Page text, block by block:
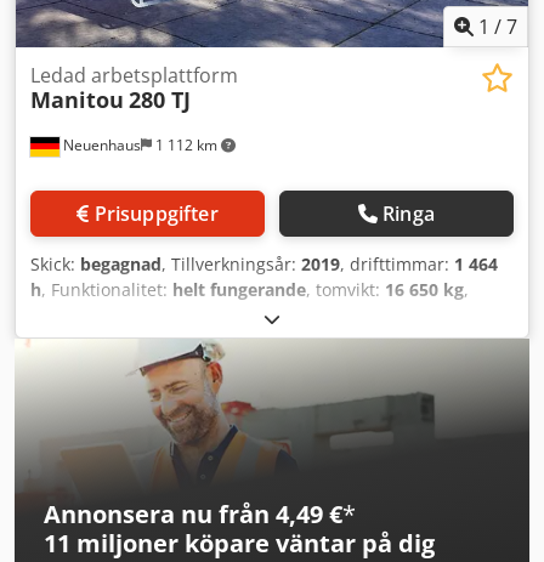
1 /7
Neuenhaus 1 112 km
Ledad arbetsplattform
Manitou 280 TJ
Prisuppgifter Ringa
Skick: begagnad, Tillverkningsår: 2019, drifttimmar: 1 464
h, Funktionalitet: helt fungerande, tomvikt: 16 650 kg,
27 730 mm
konstruktionsbredd:2 480 mm, Ledad arbetsplattform
Tekniskt skick: mycket bra Djdpfxovgh S Ns Akqsck
Framdäck typ: massivgummi Framdäck skick: 80 - 100%
Bakdäck typ: massivgummi Bakdäck skick: 80 - 100%
Batteriets skick: 80 - 100% CE-certifikat, Klättringsförmåga:
40% Körhastighet - transportläge: 4,50 km/h Körhastighet -
arbetsläge: 0,80 km/h Tillåten lutning i arbetsläge: 4°
Hydraultryck: 400 bar
Annonsera nu från 4,49 €*
11 miljoner köpare väntar på dig